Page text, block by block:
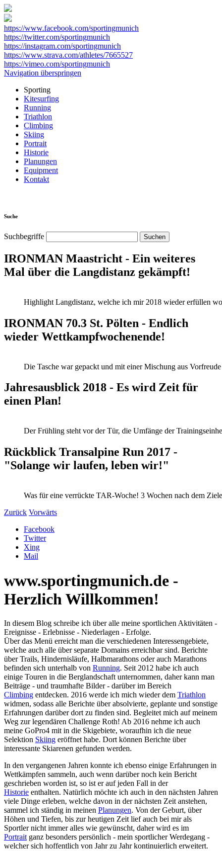
https://www.facebook.com/sportingmunich
https://twitter.com/sportingmunich
https://instagram.com/sportingmunich
https://www.strava.com/athletes/7665527
https://vimeo.com/sportingmunich
Navigation überspringen
Sporting
Kitesurfing
Running
Triathlon
Climbing
Skiing
Portrait
Historie
Planungen
Equipment
Kontakt
Suche
Suchbegriffe
IRONMAN Maastricht - Ein weiteres
Mal über die Langdistanz gekämpft!
Highlight Langdistanz, welche ich mir 2018 wieder erfüllen
IRONMAN 70.3 St. Pölten - Endlich
wieder Wettkampfwochenende!
Die Tasche war gepackt und mit einer Mischung aus
Jahresausblick 2018 - Es wird Zeit für
einen Plan!
Der Frühling steht vor der Tür, die Umfänge der
Rückblick Transalpine Run 2017 -
"Solange wir laufen, leben wir!"
Was für eine verrückte TAR-Woche! 3 Wochen nach dem
Zurück Vorwärts
Facebook
Twitter
Xing
Mail
www.sportingmunich.de -
Herzlich Willkommen!
In diesem Blog schreibe ich über alle meine sportlichen Aktivitäten -
Ereignisse - Erlebnisse - Niederlagen - Erfolge.
Über das Menü erreicht man die verschiedenen Interessengebiete,
welche auch alle über separate Domains erreichbar sind. Berichte
über Trails, Hindernisläufe, Halbmarathons oder auch Marathons
befinden sich unterhalb von Running. Seit 2012 habe ich auch
einige Touren in die Berglandschaft unternommen, daher kann man
Beiträge - und traumhafte Bilder - darüber im Bereich
Climbing entdecken. 2016 werde ich mich wieder dem Triathlon
widmen, sodass alle Berichte über absolvierte, geplante und sonstige
Erfahrungen darüber dort zu finden sind. Begleitet mich auf meinem
Weg zur legendären Challenge Roth! Ab 2016 nehme ich auch
meine GoPro4 mit in die Skigebiete, woraufhin ich die neue
Selektion Skiing eröffnet habe. Dort können Berichte über
interessante Skiarenen gefunden werden.
In den vergangenen Jahren konnte ich ebenso einige Erfahrungen in
Wettkämpfen sammeln, auch wenn darüber noch kein Bericht
geschrieben worden ist, so ist er auf jeden Fall in der
Historie enthalten. Natürlich möchte ich auch in den nächsten Jahren
viele Dinge erleben, welche davon in der nächsten Zeit anstehen,
sammel ich ständig in meinen Planungen. Von der Geburt, über
Höhen und Tiefen, bis zur heutigen Zeit lief auch bei mir als
Sportler nicht immer alles wie gewünscht, daher wird es im
Portrait ganz besonders persönlich - mein sportlicher Werdegang -
welcher sich hoffentlich von Jahr zu Jahr kontinuierlich erweitert.